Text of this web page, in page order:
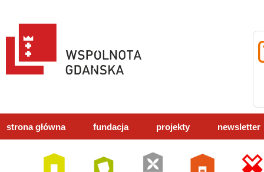
strona główna fundacja projekty newsletter